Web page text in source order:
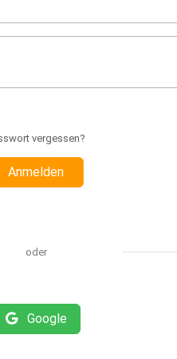
vergessen?
Anmelden
oder
Google